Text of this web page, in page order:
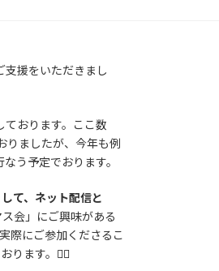
支援をいただきまし
おります。ここ数
りましたが、今年も例
う予定でおります。
て、ネット配信と
会」にご興味がある
際にご参加くださるこ
ります。 🙇‍♂️